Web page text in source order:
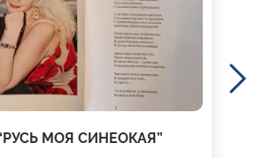
МОЯ СИНЕОКАЯ”